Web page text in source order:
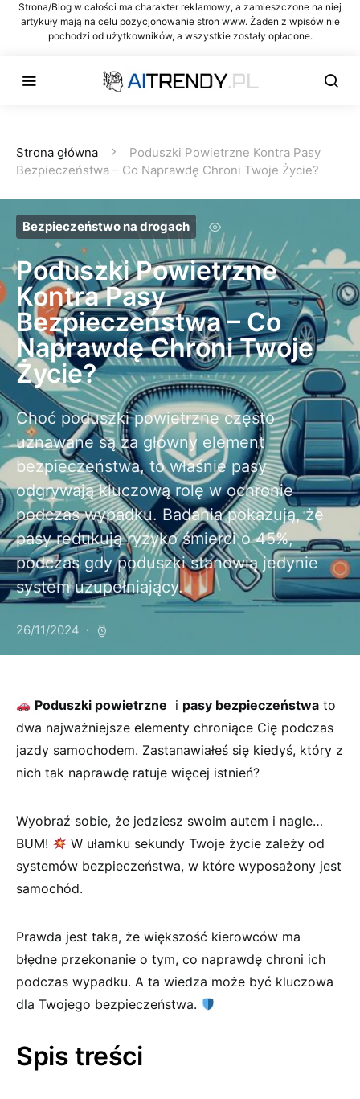
Strona/Blog w całości ma charakter reklamowy, a zamieszczone na niej
artykuły mają na celu pozycjonowanie stron www. Żaden z wpisów nie
pochodzi od użytkowników, a wszystkie zostały opłacone.
Strona główna
Poduszki Powietrzne Kontra Pasy
Bezpieczeństwa – Co Naprawdę Chroni Twoje Życie?
Bezpieczeństwo na drogach
Poduszki Powietrzne
Kontra Pasy
Bezpieczeństwa – Co
Naprawdę Chroni Twoje
Życie?
Choć poduszki powietrzne często
uznawane są za główny element
bezpieczeństwa, to właśnie pasy
odgrywają kluczową rolę w ochronie
podczas wypadku. Badania pokazują, że
pasy redukują ryzyko śmierci o 45%,
podczas gdy poduszki stanowią jedynie
system uzupełniający.
26/11/2024
Poduszki powietrzne ⁢ i pasy bezpieczeństwa to
dwa najważniejsze elementy ⁣chroniące Cię podczas⁢
jazdy samochodem. Zastanawiałeś się kiedyś, który ⁢z
nich tak naprawdę ‍ratuje więcej⁣ istnień?
Wyobraź sobie, że jedziesz swoim autem i nagle…
BUM!​
W ułamku sekundy Twoje życie zależy od
systemów bezpieczeństwa,⁤ w ⁤które wyposażony jest
samochód.
Prawda jest taka, że‌ większość ⁢kierowców ma‍
błędne⁣ przekonanie o tym, co⁢ naprawdę chroni ich
podczas wypadku. A ta wiedza może być ‍kluczowa
dla Twojego bezpieczeństwa.
Spis treści